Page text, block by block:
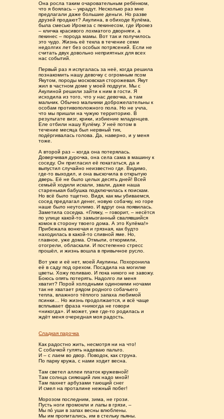
Она росла таким очаровательным ребёнком,
что я боялась – украдут. Несколько раз мне
предлагали даже большие деньги. Но разве
друзей продают? Акулина, в обиходе Кулёма,
была смесью Ирокеза с пекинесом, где Ирокез
– кличка красивого лохматого дворняги, а
пекинес – порода мамы. Вот так и получилось
это чудо. Жизнь её текла в течение семи
недолгих лет без особых потрясений. Если не
считать двух довольно неприятных для всех
нас событий.
Первый раз я испугалась за неё, когда решила
познакомить нашу девочку с огромным псом
Якутом, породы московская сторожевая. Якут
жил в частном доме у моей подруги. Мы с
Акулиной решили зайти к ним в гости. Я
исходила из того, что у нас девочка, а там
мальчик. Обычно мальчики доброжелательны к
особам противоположного пола. Но не учла,
что мы пришли на чужую территорию. В
результате визг, крики, избиение младенцев.
Еле отбили нашу Кулёму. У неё потом в
течение месяца был нервный тик,
подёргивалась голова. Да, наверно, и у меня
тоже.
А второй раз – когда она потерялась.
Доверчивая дурочка, она села сама в машину к
соседу. Он пригласил её покататься, да и
выпустил случайно неизвестно где. Видимо,
где-то выходил, и она выскочила в открытую
дверь. Её не было целых десять дней! Всей
семьёй ходили искали, звали, даже наша
старенькая бабушка подключилась к поискам.
Но всё было тщетно. Видя, как мы убиваемся,
сосед предлагал денег, новую собачку, но горе
наше было неутолимо. И вдруг она появилась.
Заметила соседка. «Гляжу, – говорит, – несётся
по улице какой-то замызганный свалявшийся
комок в сторону твоего дома. А это Кулёма!»
Прибежала вонючая и грязная, как будто
находилась в какой-то сливной яме. Но,
главное, уже дома. Отмыли, откормили,
отогрели, обласкали. И постепенно стресс
прошёл, и жизнь вошла в привычное русло.
Вот уже и её нет, моей Акулины. Похоронила
её в саду под орехом. Посадила на могилке
цветы. Хожу поливаю. И пока никого не завожу.
Боюсь опять потерять. Надолго ли меня
хватит? Порой холодными одинокими ночами
так не хватает рядом родного собачьего
тепла, влажного тёплого запаха любимой
псинки… Но жизнь продолжается, и всё чаще
всплывает фраза «никогда не говори
«никогда». И может, уже где-то родилась и
ждёт меня очередная моя радость.
Сладкая парочка
Как радостно жить, несмотря ни на что!
С собачкой гулять надеваю пальто.
И – с лаем во двор. Поводок, как струна.
По парку кружа, с нами ходит весна.
Там светел аллеи платок кружевной!
Там солнца сияющий лик надо мной!
Там пахнет арбузами тающий снег
И смел на проталине нежный побег!
Морозом последним, зима, не грози.
Пусть ноги промокли и лапы в грязи, –
Мы по́ уши в запах весны влюблены.
Мы им пропитались, им в стельку пьяны.